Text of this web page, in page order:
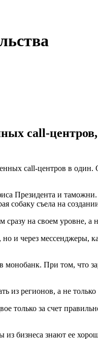
call-
call-центров в один.
Президента и
съела на
на своем уровне, а
и через мессенджеры,
При том, что
из регионов, а не
только за счет
бизнеса знают ее